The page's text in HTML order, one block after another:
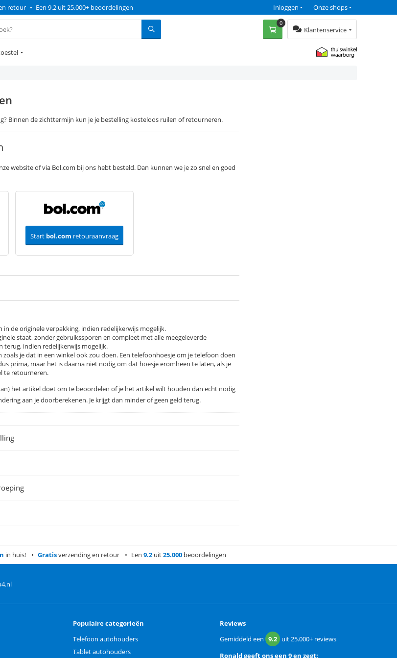
retour • Een 9.2 uit 25.000+ beoordelingen Onze shops
Inloggen
Klantenservice
0
Binnen de zichttermijn kun je je bestelling kosteloos ruilen of retourneren.
website of via Bol.com bij ons hebt besteld. Dan kunnen we je zo snel en goed
Start bol.com retouraanvraag
in de originele verpakking, indien redelijkerwijs mogelijk.
staat, zonder gebruikssporen en compleet met alle meegeleverde
terug, indien redelijkerwijs mogelijk.
zoals je dat in een winkel ook zou doen. Een telefoonhoesje om je telefoon doen
prima, maar het is daarna niet nodig om dat hoesje eromheen te laten, als je
te retourneren.
het artikel doet om te beoordelen of je het artikel wilt houden dan echt nodig
aan je doorberekenen. Je krijgt dan minder of geen geld terug.
in huis! Gratisverzending en retour Een 9.2 uit25.000 beoordelingen
Populaire categorieën
Telefoon autohouders
Tablet autohouders
Reviews
Gemiddeld een 9.2 uit25.000+ reviews
Ronaldgeeft ons een 9 en zegt: